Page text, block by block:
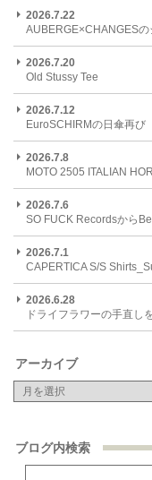
2026.7.22
AUBERGE×CHANGESの
2026.7.20
Old Stussy Tee
2026.7.12
EuroSCHIRMの日傘再び
2026.7.8
MOTO 2505 ITALIAN
2026.7.6
SO FUCK Recordsから
2026.7.1
CAPERTICA S/S
2026.6.28
ドライフラワーの手直し
アーカイブ
ブログ内検索